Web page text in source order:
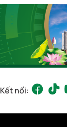
Kết nối: